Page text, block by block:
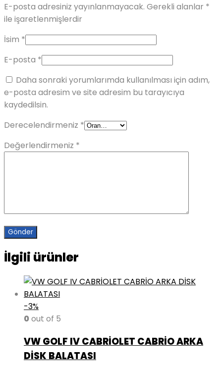
E-posta adresiniz yayınlanmayacak. Gerekli alanlar *
ile işaretlenmişlerdir
İsim *
E-posta *
Daha sonraki yorumlarımda kullanılması için adım,
e-posta adresim ve site adresim bu tarayıcıya
kaydedilsin.
Derecelendirmeniz *
Değerlendirmeniz *
İlgili ürünler
-3%
0 out of 5
VW GOLF IV CABRİOLET CABRİO ARKA
DİSK BALATASI